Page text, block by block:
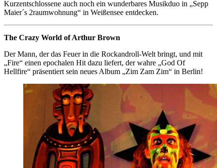
Kurzentschlossene auch noch ein wunderbares Musikduo in „Sepp
Maier´s 2raumwohnung“ in Weißensee entdecken.
The Crazy World of Arthur Brown
Der Mann, der das Feuer in die Rockandroll-Welt bringt, und mit
„Fire“ einen epochalen Hit dazu liefert, der wahre „God Of
Hellfire“ präsentiert sein neues Album „Zim Zam Zim“ in Berlin!